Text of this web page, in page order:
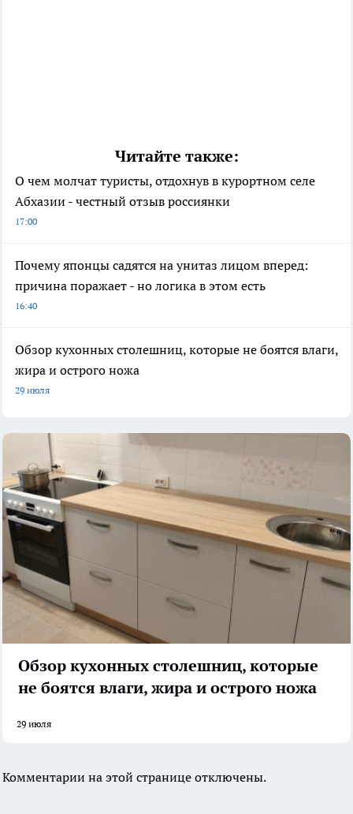
Читайте также:
О чем молчат туристы, отдохнув в курортном селе
Абхазии - честный отзыв россиянки
17:00
Почему японцы садятся на унитаз лицом вперед:
причина поражает - но логика в этом есть
16:40
Обзор кухонных столешниц, которые не боятся влаги,
жира и острого ножа
29 июля
Обзор кухонных столешниц, которые
не боятся влаги, жира и острого ножа
29 июля
Комментарии на этой странице отключены.